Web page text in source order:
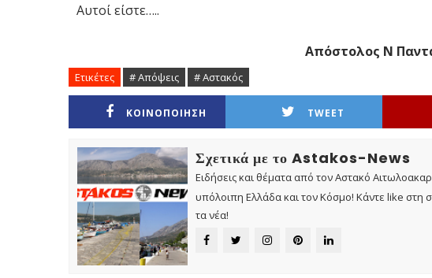
Αυτοί είστε…..
Απόστολος Ν
Ετικέτες # Απόψεις # Αστακός
ΚΟΙΝΟΠΟΙΗΣΗ TWEET
Σχετικά με το Astakos-News
Ειδήσεις και θέματα από τον Αστακό
υπόλοιπη Ελλάδα και τον Κόσμο! Κάντε like στη
τα νέα!